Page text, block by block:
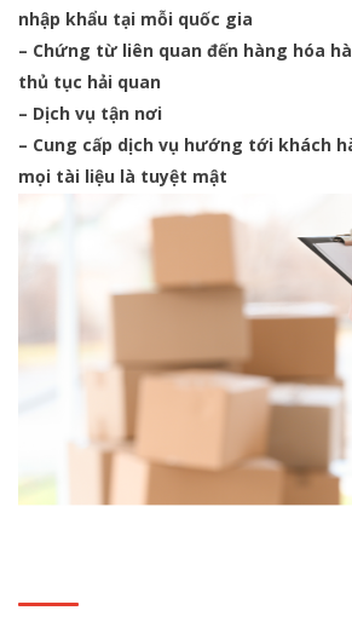
nhập khẩu tại mỗi quốc gia
– Chứng từ liên quan đến hàng hóa
thủ tục hải quan
– Dịch vụ tận nơi
– Cung cấp dịch vụ hướng tới khách
mọi tài liệu là tuyệt mật